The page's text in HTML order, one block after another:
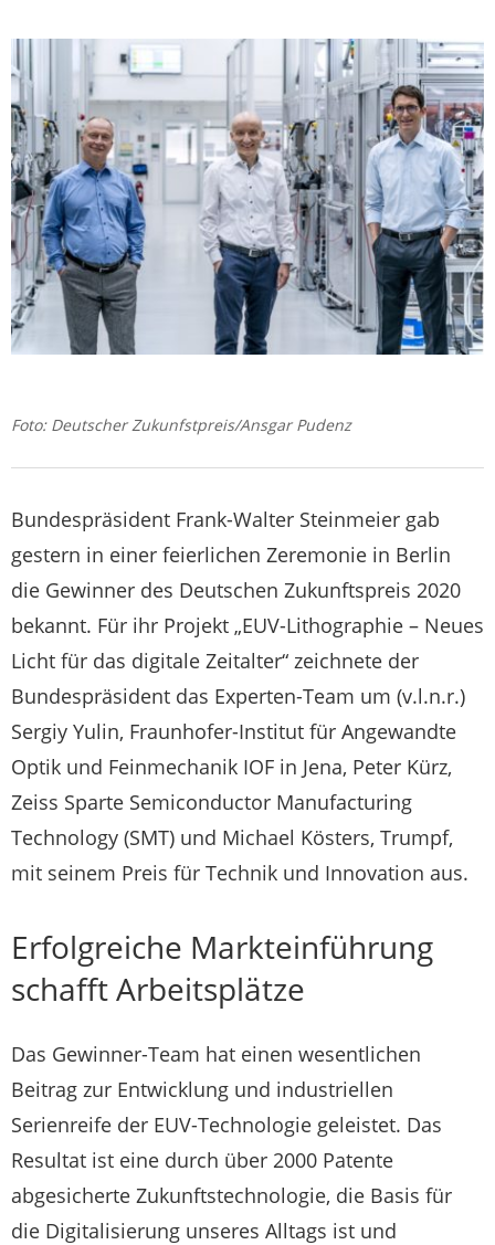
Foto: Deutscher Zukunfstpreis/Ansgar Pudenz
Bundespräsident Frank-Walter Steinmeier gab
gestern in einer feierlichen Zeremonie in Berlin
die Gewinner des Deutschen Zukunftspreis 2020
bekannt. Für ihr Projekt „EUV-Lithographie – Neues
Licht für das digitale Zeitalter“ zeichnete der
Bundespräsident das Experten-Team um (v.l.n.r.)
Sergiy Yulin, Fraunhofer-Institut für Angewandte
Optik und Feinmechanik IOF in Jena, Peter Kürz,
Zeiss Sparte Semiconductor Manufacturing
Technology (SMT) und Michael Kösters, Trumpf,
mit seinem Preis für Technik und Innovation aus.
Erfolgreiche Markteinführung
schafft Arbeitsplätze
Das Gewinner-Team hat einen wesentlichen
Beitrag zur Entwicklung und industriellen
Serienreife der EUV-Technologie geleistet. Das
Resultat ist eine durch über 2000 Patente
abgesicherte Zukunftstechnologie, die Basis für
die Digitalisierung unseres Alltags ist und